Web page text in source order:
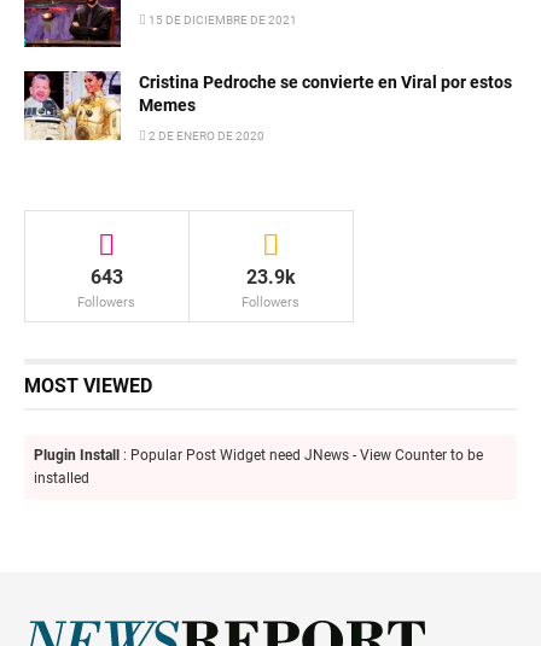
15 DE DICIEMBRE DE 2021
Cristina Pedroche se convierte en Viral por estos
Memes
2 DE ENERO DE 2020
643
Followers
23.9k
Followers
MOST VIEWED
Plugin Install
: Popular Post Widget need JNews - View Counter to be
installed